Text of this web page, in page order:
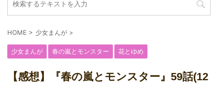
HOME > 少女まんが >
少女まんが 春の嵐とモンスター 花とゆめ
【感想】『春の嵐とモンスター』59話(12